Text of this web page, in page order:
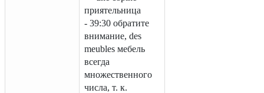
приятельница
- 39:30 обратите
внимание, des
meubles мебель
всегда
множественного
числа, т. к.